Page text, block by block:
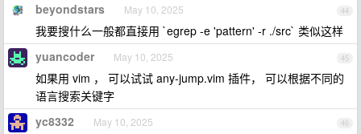
44
beyondstars May 10, 2025
我要搜什么一般都直接用 `egrep -e 'pattern' -r ./src` 类似这样
45
yuancoder May 10, 2025
如果用 vim ， 可以试试 any-jump.vim 插件， 可以根据不同的
语言搜索关键字
46
yc8332 May 10, 2025